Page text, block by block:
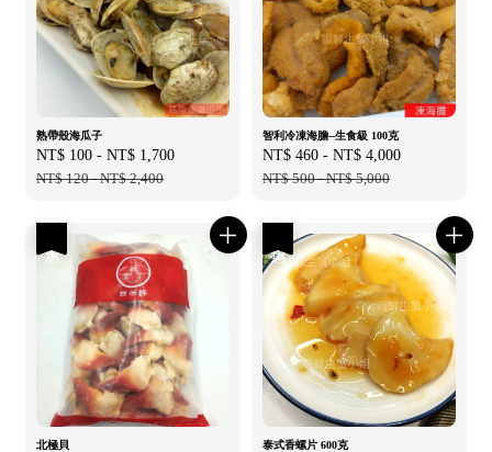
熟帶殼海瓜子
Sale
price
NT$ 100 - NT$ 1,700
NT$ 120-NT$ 2,400
智利冷凍海膽--生食級 100克
Sale
price
NT$ 460 - NT$ 4,000
NT$ 500-NT$ 5,000
北極貝 泰式香螺片 600克